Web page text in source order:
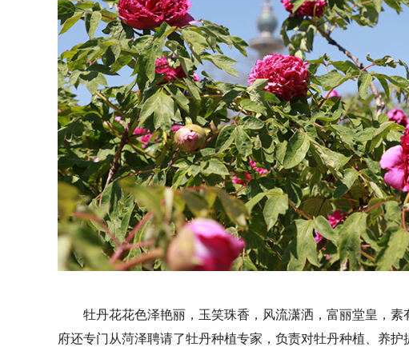
牡丹花花色泽艳丽，玉笑珠香，风流潇洒，富丽堂皇，
府还专门从菏泽聘请了牡丹种植专家，负责对牡丹种植、养